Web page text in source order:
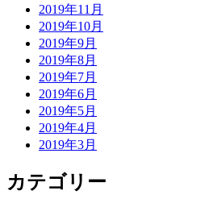
2019年11月
2019年10月
2019年9月
2019年8月
2019年7月
2019年6月
2019年5月
2019年4月
2019年3月
カテゴリー